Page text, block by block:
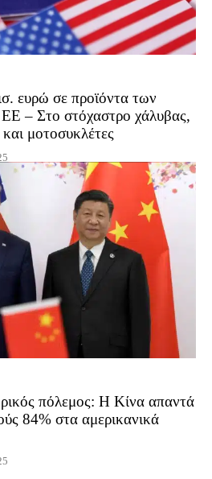
ευρώ σε προϊόντα των
– Στο στόχαστρο χάλυβας,
μοτοσυκλέτες
πόλεμος: Η Κίνα απαντά
84% στα αμερικανικά